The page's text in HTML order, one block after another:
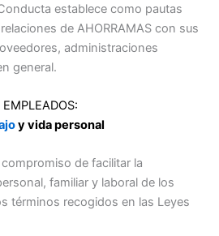
establece como pautas
de AHORRAMAS con sus
administraciones
general.
y vida personal
de facilitar la
familiar y laboral de los
términos recogidos en las Leyes